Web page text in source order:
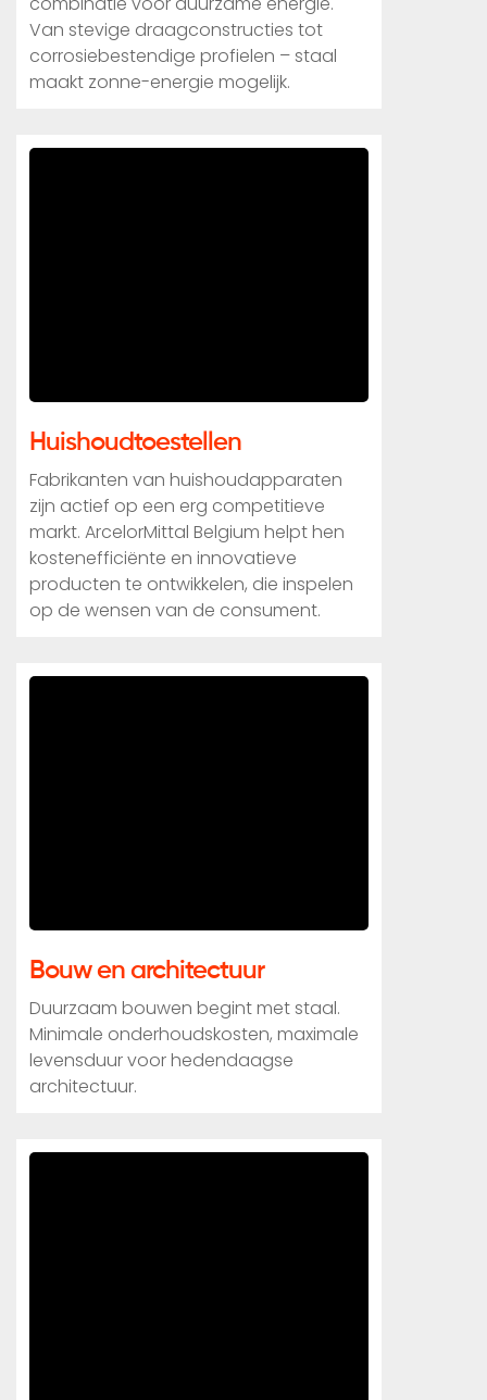
Van stevige draagconstructies tot
corrosiebestendige profielen – staal
maakt zonne-energie mogelijk.
Huishoudtoestellen
Fabrikanten van huishoudapparaten
zijn actief op een erg competitieve
markt. ArcelorMittal Belgium helpt hen
kostenefficiënte en innovatieve
producten te ontwikkelen, die inspelen
op de wensen van de consument.
Bouw en architectuur
Duurzaam bouwen begint met staal.
Minimale onderhoudskosten, maximale
levensduur voor hedendaagse
architectuur.